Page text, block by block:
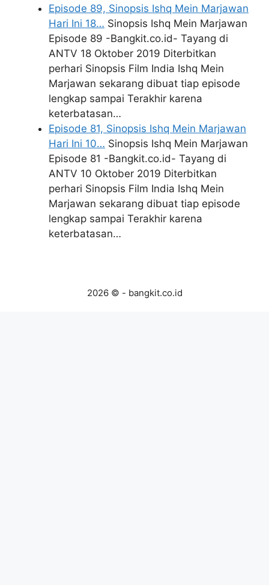
Episode 89, Sinopsis Ishq Mein Marjawan
Hari Ini 18… Sinopsis Ishq Mein Marjawan
Episode 89 -Bangkit.co.id- Tayang di
ANTV 18 Oktober 2019 Diterbitkan
perhari Sinopsis Film India Ishq Mein
Marjawan sekarang dibuat tiap episode
lengkap sampai Terakhir karena
keterbatasan…
Episode 81, Sinopsis Ishq Mein Marjawan
Hari Ini 10… Sinopsis Ishq Mein Marjawan
Episode 81 -Bangkit.co.id- Tayang di
ANTV 10 Oktober 2019 Diterbitkan
perhari Sinopsis Film India Ishq Mein
Marjawan sekarang dibuat tiap episode
lengkap sampai Terakhir karena
keterbatasan…
2026 © - bangkit.co.id